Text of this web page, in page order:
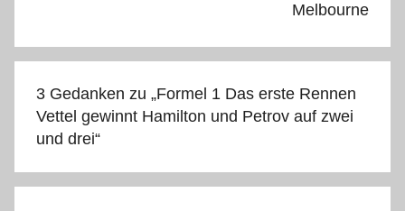
Melbourne
3 Gedanken zu „Formel 1 Das erste Rennen
Vettel gewinnt Hamilton und Petrov auf zwei
und drei“